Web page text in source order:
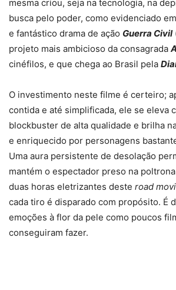
mesma criou, seja na tecnologia, na
busca pelo poder, como evidenciado
e fantástico drama de ação Guerra Civil
projeto mais ambicioso da consagrada
cinéfilos, e que chega ao Brasil pela
O investimento neste filme é certeiro;
contida e até simplificada, ele se eleva
blockbuster de alta qualidade e brilha
e enriquecido por personagens
Uma aura persistente de desolação
mantém o espectador preso na
duas horas eletrizantes deste road
cada tiro é disparado com propósito. É
emoções à flor da pele como poucos
conseguiram fazer.